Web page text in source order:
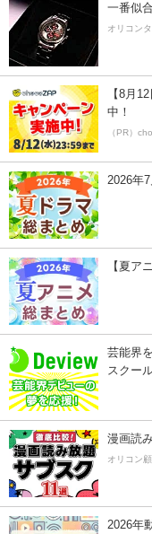
一番似
オリコン
【8月
中！
（PR）
2026年
【夏ア
芸能界
スクー
漫画読
オリコン
2026年